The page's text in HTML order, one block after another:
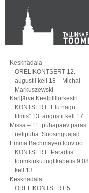
Toom-Kooli 6, 10130 TALLINN
tallinna.toom
+372 644 4140
Kesknädala
ORELIKONTSERT 12.
augustil kell 18 – Michal
Markuszewski
Karijärve Keelpilliorkestri
KONTSERT “Elu nagu
filmis” 13. augustil kell 17
Missa – 11. pühapäev pärast
nelipüha. Soosinguajad
Emma Bachmayeri loovtöö
KONTSERT “Paradiis”
toomkiriku inglikabelis 9.08
kell 13
Kesknädala
ORELIKONTSERT 5.